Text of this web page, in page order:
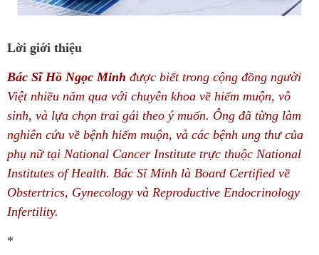
Lời giới thiệu
Bác Sĩ Hồ Ngọc Minh được biết trong cộng đồng người
Việt nhiều năm qua với chuyên khoa về hiếm muộn, vô
sinh, và lựa chọn trai gái theo ý muốn. Ông đã từng làm
nghiên cứu về bệnh hiếm muộn, và các bệnh ung thư của
phụ nữ tại National Cancer Institute trực thuộc National
Institutes of Health. Bác Sĩ Minh là Board Certified về
Obstertrics, Gynecology và Reproductive Endocrinology
Infertility.
*